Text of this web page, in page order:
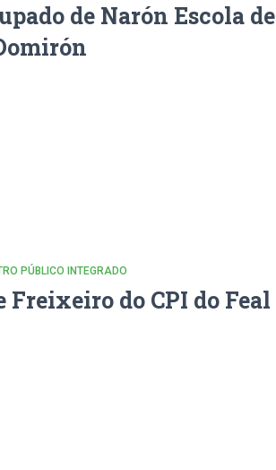
de Narón Escola de
PÚBLICO INTEGRADO
do CPI do Feal